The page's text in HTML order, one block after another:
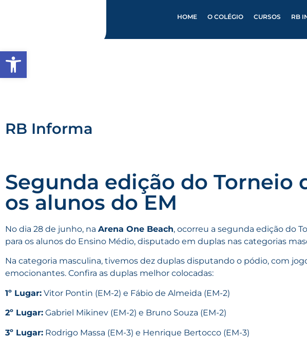
HOME O COLÉGIO CURSOS RB
RB Informa
Segunda edição do Torneio
os alunos do EM
No dia 28 de junho, na Arena One Beach, ocorreu a segunda edição do
para os alunos do Ensino Médio, disputado em duplas nas categorias
Na categoria masculina, tivemos dez duplas disputando o pódio, com
emocionantes. Confira as duplas melhor colocadas:
1º Lugar: Vitor Pontin (EM-2) e Fábio de Almeida (EM-2)
2º Lugar: Gabriel Mikinev (EM-2) e Bruno Souza (EM-2)
3º Lugar: Rodrigo Massa (EM-3) e Henrique Bertocco (EM-3)
Abrir a barra de ferramentas